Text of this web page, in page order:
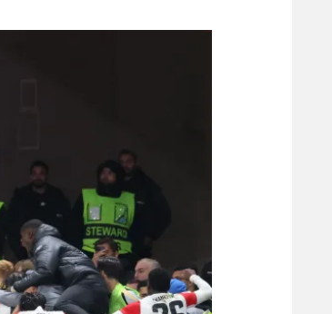
מדיניות פרטיות
תקנון פעילות ספורט 1
רשיון להקרנה פומבית לבית עסק